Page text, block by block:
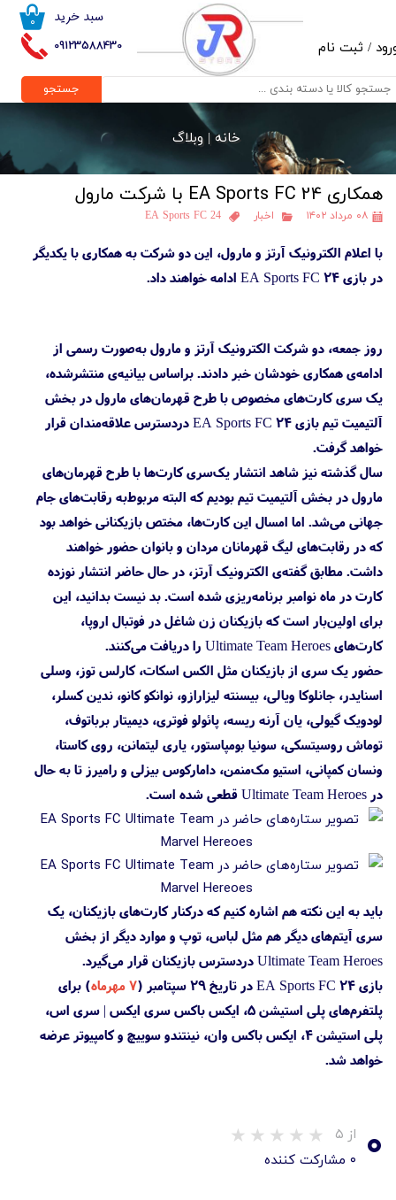
09123588430
۰ سبد خرید
/ ثبت نام
حساب کاربری من
تغییر گذر واژه
خروج از حساب کاربری
جستجو
خانه |وبلاگ
همکاری EA Sports FC 24 با شرکت مارول
۰۸ مرداد ۱۴۰۲ اخبار EA Sports FC 24
با اعلام الکترونیک آرتز و مارول، این دو شرکت به همکاری با یکدیگر
در بازی EA Sports FC 24 ادامه خواهند داد.
روز جمعه، دو شرکت الکترونیک آرتز و مارول به‌صورت رسمی از
ادامه‌ی همکاری خودشان خبر دادند. براساس بیانیه‌ی منتشرشده،
یک سری کارت‌های مخصوص با طرح قهرمان‌های مارول در بخش
آلتیمیت تیم بازی EA Sports FC 24 دردسترس علاقه‌مندان قرار
خواهد گرفت.
سال گذشته نیز شاهد انتشار یک‌سری کارت‌ها با طرح قهرمان‌های
مارول در بخش آلتیمیت تیم بودیم که البته مربوط‌به رقابت‌های جام
جهانی می‌شد. اما امسال این کارت‌ها، مختص بازیکنانی خواهد بود
که در رقابت‌های لیگ قهرمانان مردان و بانوان حضور خواهند
داشت. مطابق گفته‌ی الکترونیک آرتز، در حال حاضر انتشار نوزده
کارت در ماه نوامبر برنامه‌ریزی شده است. بد نیست بدانید، این
برای اولین‌بار است که بازیکنان زن شاغل در فوتبال اروپا،
کارت‌های Ultimate Team Heroes را دریافت می‌کنند.
حضور یک سری از بازیکنان مثل الکس اسکات، کارلس توز، وسلی
اسنایدر، جانلوکا ویالی، بیسنته لیزارازو، نوانکو کانو، ندین کسلر،
لودویک گیولی، یان آرنه ریسه، پائولو فوتری، دیمیتار برباتوف،
توماش روسیتسکی، سونیا بومپاستور، یاری لیتمانن، روی کاستا،
ونسان کمپانی، استیو مک‌منمن، دامارکوس بیزلی و رامیرز تا به حال
در Ultimate Team Heroes قطعی شده است.
باید به این نکته هم اشاره کنیم که درکنار کارت‌های بازیکنان، یک
سری آیتم‌های دیگر هم مثل لباس، توپ و موارد دیگر از بخش
Ultimate Team Heroes دردسترس بازیکنان قرار می‌گیرد.
بازی EA Sports FC 24 در تاریخ ۲۹ سپتامبر (
۷ مهرماه
) برای
پلتفرم‌های پلی استیشن 5، ایکس باکس سری ایکس | سری اس،
پلی استیشن 4، ایکس باکس وان، نینتندو سوییچ و کامپیوتر عرضه
خواهد شد.
۰ از ۵
۰ مشارکت کننده